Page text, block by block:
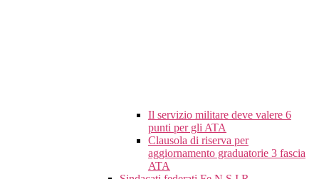
Il servizio militare deve valere 6
punti per gli ATA
Clausola di riserva per
aggiornamento graduatorie 3 fascia
ATA